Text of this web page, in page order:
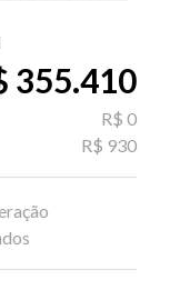
355.410
R$ 0
R$ 930